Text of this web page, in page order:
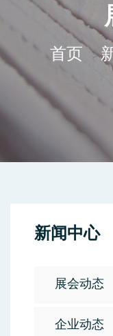
首页 >
新闻中心
展会动态
企业动态